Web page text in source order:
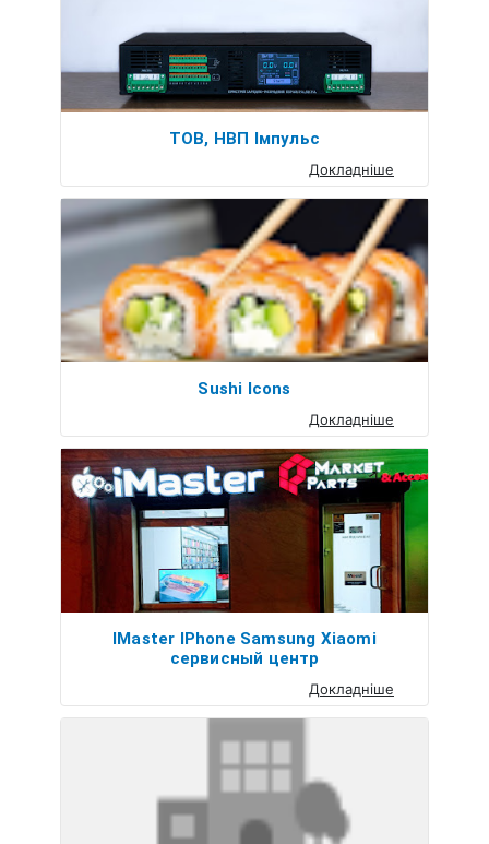
ТОВ, НВП Імпульс
Докладніше
Sushi Icons
Докладніше
IMaster IPhone Samsung Xiaomi
сервисный центр
Докладніше